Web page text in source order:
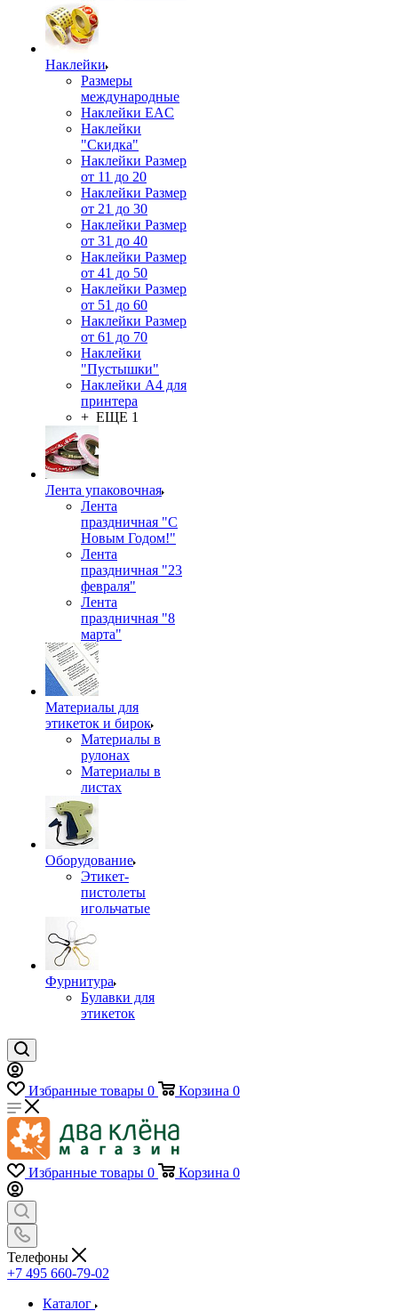
Наклейки
Размеры
международные
Наклейки EAC
Наклейки
"Скидка"
Наклейки Размер
от 11 до 20
Наклейки Размер
от 21 до 30
Наклейки Размер
от 31 до 40
Наклейки Размер
от 41 до 50
Наклейки Размер
от 51 до 60
Наклейки Размер
от 61 до 70
Наклейки
"Пустышки"
Наклейки А4 для
принтера
+ ЕЩЕ 1
Лента упаковочная
Лента
праздничная "С
Новым Годом!"
Лента
праздничная "23
февраля"
Лента
праздничная "8
марта"
Материалы для
этикеток и бирок
Материалы в
рулонах
Материалы в
листах
Оборудование
Этикет-
пистолеты
игольчатые
Фурнитура
Булавки для
этикеток
Избранные товары 0 Корзина 0
Избранные товары 0 Корзина 0
Телефоны
+7 495 660-79-02
Каталог